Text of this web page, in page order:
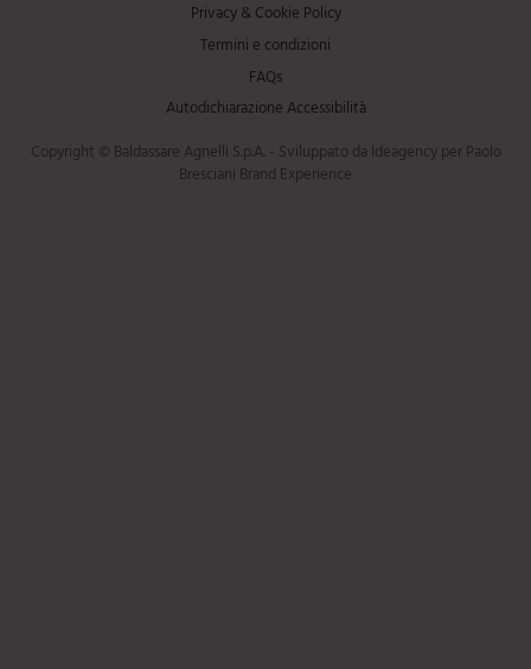
Privacy & Cookie Policy
Termini e condizioni
FAQs
Autodichiarazione Accessibilità
Copyright © Baldassare Agnelli S.p.A. - Sviluppato da Ideagency per Paolo
Bresciani Brand Experience